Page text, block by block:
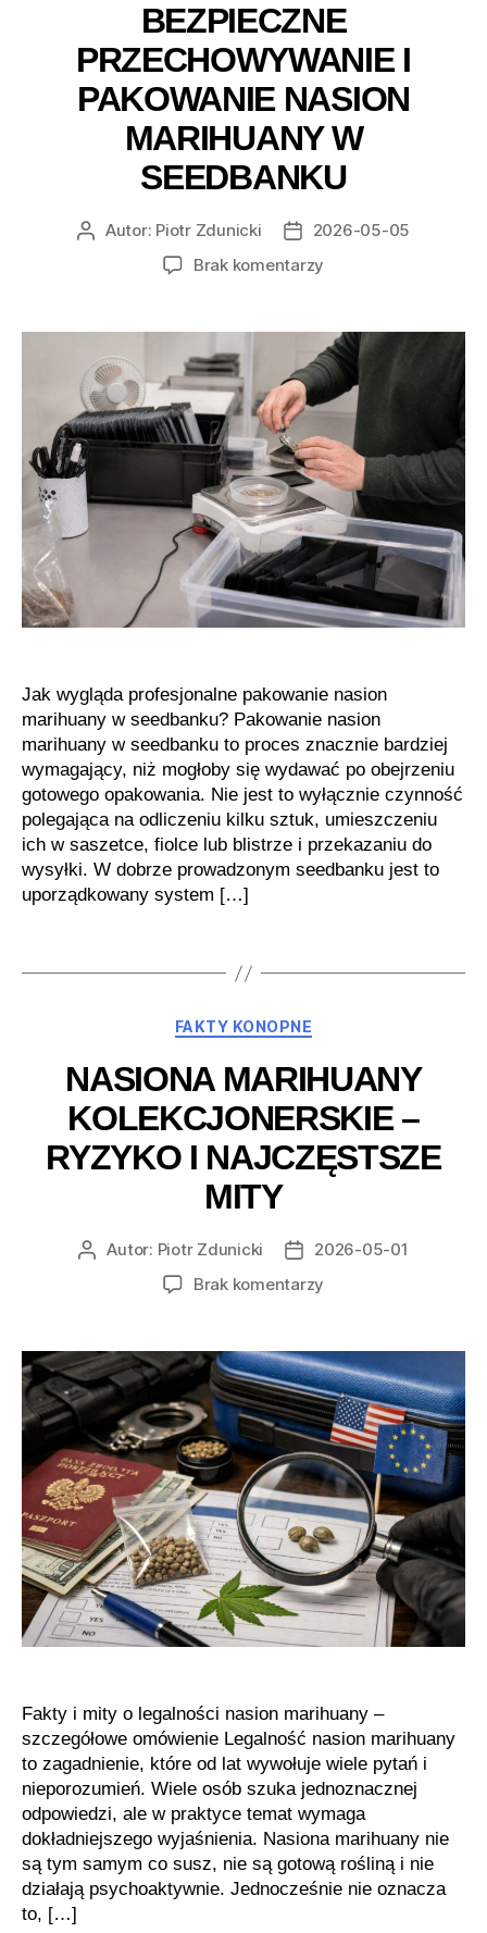
BEZPIECZNE
PRZECHOWYWANIE I
PAKOWANIE NASION
MARIHUANY W
SEEDBANKU
AutorAutor: Piotr Zdunicki
Data2026-05-05
Brak komentarzy
i
pakowanie
nasion
marihuany
w
seedbanku
Jak wygląda profesjonalne pakowanie nasion
marihuany w seedbanku? Pakowanie nasion
marihuany w seedbanku to proces znacznie bardziej
wymagający, niż mogłoby się wydawać po obejrzeniu
gotowego opakowania. Nie jest to wyłącznie czynność
polegająca na odliczeniu kilku sztuk, umieszczeniu
ich w saszetce, fiolce lub blistrze i przekazaniu do
wysyłki. W dobrze prowadzonym seedbanku jest to
uporządkowany system […]
Kategorie
FAKTY KONOPNE
NASIONA MARIHUANY
KOLEKCJONERSKIE –
RYZYKO I NAJCZĘSTSZE
MITY
AutorAutor: Piotr Zdunicki
Data2026-05-01
Brak komentarzy
kolekcjonerskie
–
ryzyko
i
najczęstsze
mity
Fakty i mity o legalności nasion marihuany –
szczegółowe omówienie Legalność nasion marihuany
to zagadnienie, które od lat wywołuje wiele pytań i
nieporozumień. Wiele osób szuka jednoznacznej
odpowiedzi, ale w praktyce temat wymaga
dokładniejszego wyjaśnienia. Nasiona marihuany nie
są tym samym co susz, nie są gotową rośliną i nie
działają psychoaktywnie. Jednocześnie nie oznacza
to, […]